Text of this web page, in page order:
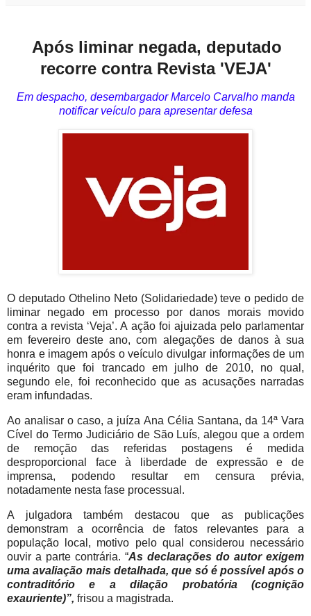
Após liminar negada, deputado
recorre contra Revista 'VEJA'
Em despacho, desembargador Marcelo Carvalho manda
notificar veículo para apresentar defesa
O deputado Othelino Neto (Solidariedade) teve o pedido de
liminar negado em processo por danos morais movido
contra a revista ‘Veja’. A ação foi ajuizada pelo parlamentar
em fevereiro deste ano, com alegações de danos à sua
honra e imagem após o veículo divulgar informações de um
inquérito que foi trancado em julho de 2010, no qual,
segundo ele, foi reconhecido que as acusações narradas
eram infundadas.
Ao analisar o caso, a juíza Ana Célia Santana, da 14ª Vara
Cível do Termo Judiciário de São Luís, alegou que a ordem
de remoção das referidas postagens é medida
desproporcional face à liberdade de expressão e de
imprensa, podendo resultar em censura prévia,
notadamente nesta fase processual.
A julgadora também destacou que as publicações
demonstram a ocorrência de fatos relevantes para a
população local, motivo pelo qual considerou necessário
ouvir a parte contrária. “As declarações do autor exigem
uma avaliação mais detalhada, que só é possível após o
contraditório e a dilação probatória (cognição
exauriente)”, frisou a magistrada.